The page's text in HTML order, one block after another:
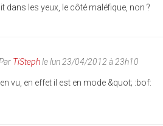
dans les yeux, le côté maléfique, non ?
TiStephle lun 23/04/2012 à 23h10
vu, en effet il est en mode &quot; :bof: